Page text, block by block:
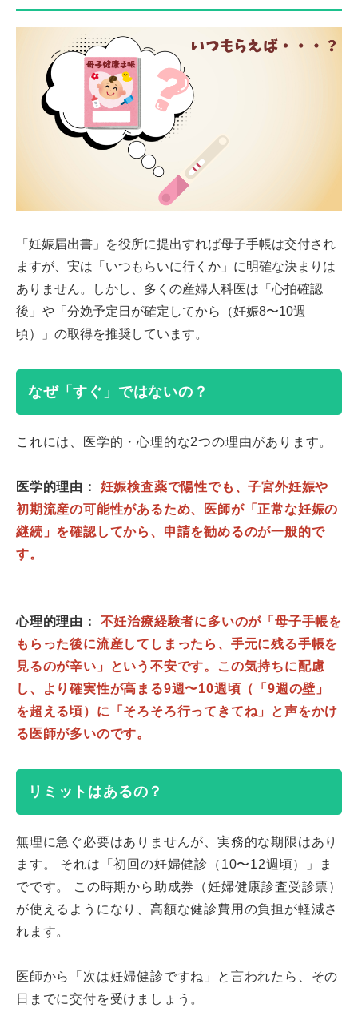
「妊娠届出書」を役所に提出すれば母子手帳は交付され
ますが、実は「いつもらいに行くか」に明確な決まりは
ありません。しかし、多くの産婦人科医は「心拍確認
後」や「分娩予定日が確定してから（妊娠8〜10週
頃）」の取得を推奨しています。
なぜ「すぐ」ではないの？
これには、医学的・心理的な2つの理由があります。
医学的理由：
妊娠検査薬で陽性でも、子宮外妊娠や
初期流産の可能性があるため、医師が「正常な妊娠の
継続」を確認してから、申請を勧めるのが一般的で
す。
心理的理由： 不妊治療経験者に多いのが「母子手帳を
もらった後に流産してしまったら、手元に残る手帳を
見るのが辛い」という不安です。この気持ちに配慮
し、より確実性が高まる9週〜10週頃（「9週の壁」
を超える頃）に「そろそろ行ってきてね」と声をかけ
る医師が多いのです。
リミットはあるの？
無理に急ぐ必要はありませんが、実務的な期限はあり
ます。 それは「初回の妊婦健診（10〜12週頃）」ま
でです。 この時期から助成券（妊婦健康診査受診票）
が使えるようになり、高額な健診費用の負担が軽減さ
れます。
医師から「次は妊婦健診ですね」と言われたら、その
日までに交付を受けましょう。